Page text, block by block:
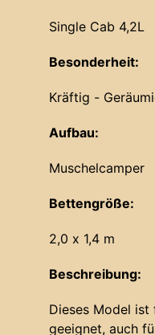
Single Cab 4,2L
Besonderheit:
Kräftig -
Aufbau:
Muschelcamper
Bettengröße:
2,0 x 1,4 m
Beschreibung:
Dieses Model ist
geeignet, auch